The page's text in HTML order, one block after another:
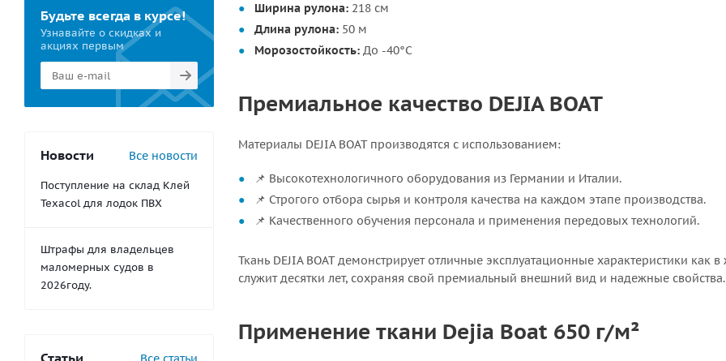
Ширина рулона: 218 см
Длина рулона: 50 м
Морозостойкость: До -40°C
Премиальное качество DEJIA BOAT
Материалы DEJIA BOAT производятся с использованием:
📌 Высокотехнологичного оборудования из Германии и Италии.
📌 Строгого отбора сырья и контроля качества на каждом этапе производства.
📌 Качественного обучения персонала и применения передовых технологий.
Ткань DEJIA BOAT демонстрирует отличные эксплуатационные характеристики
служит десятки лет, сохраняя свой премиальный внешний вид и надежные свойства.
Применение ткани Dejia Boat 650 г/м²
Будьте всегда в курсе!
Узнавайте о скидках и
акциях первым
Новости Все новости
Поступление на склад Клей
Texacol для лодок ПВХ
Штрафы для владельцев
маломерных судов в
2026году.
Статьи